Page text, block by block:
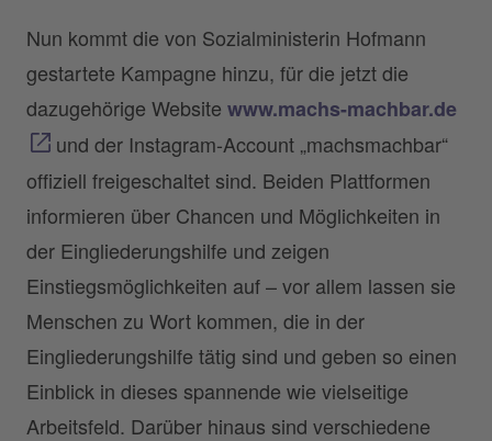
Nun kommt die von Sozialministerin Hofmann
gestartete Kampagne hinzu, für die jetzt die
dazugehörige Website www.machs-machbar.de
und der Instagram-Account „machsmachbar“
offiziell freigeschaltet sind. Beiden Plattformen
informieren über Chancen und Möglichkeiten in
der Eingliederungshilfe und zeigen
Einstiegsmöglichkeiten auf – vor allem lassen sie
Menschen zu Wort kommen, die in der
Eingliederungshilfe tätig sind und geben so einen
Einblick in dieses spannende wie vielseitige
Arbeitsfeld. Darüber hinaus sind verschiedene